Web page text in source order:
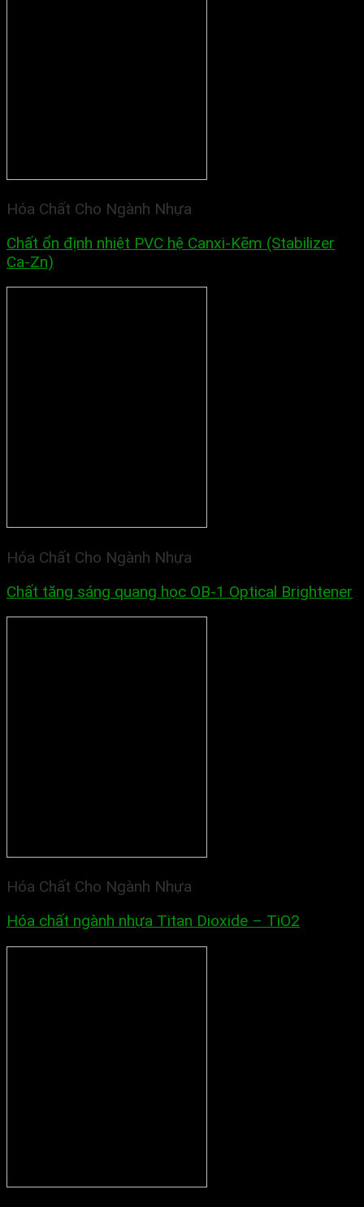
Hóa Chất Cho Ngành Nhựa
Chất ổn định nhiệt PVC hệ Canxi-Kẽm (Stabilizer
Ca-Zn)
Hóa Chất Cho Ngành Nhựa
Chất tăng sáng quang học OB-1 Optical Brightener
Hóa Chất Cho Ngành Nhựa
Hóa chất ngành nhựa Titan Dioxide – TiO2